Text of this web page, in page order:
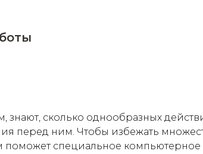
знают, сколько однообразных
перед ним. Чтобы избежать
поможет специальное